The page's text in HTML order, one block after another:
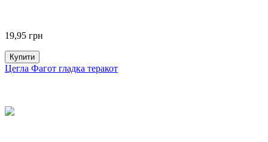
19,95 грн
Купити
Цегла Фагот гладка теракот